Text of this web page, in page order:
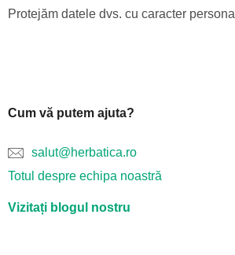
Protejăm datele dvs. cu caracter personal
Cum vă putem ajuta?
salut@herbatica.ro
Totul despre echipa noastră
Vizitați blogul nostru